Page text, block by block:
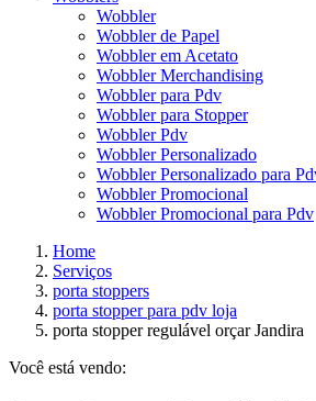
Wobbler
Wobbler de Papel
Wobbler em Acetato
Wobbler Merchandising
Wobbler para Pdv
Wobbler para Stopper
Wobbler Pdv
Wobbler Personalizado
Wobbler Personalizado para
Wobbler Promocional
Wobbler Promocional para Pdv
Home
Serviços
porta stoppers
porta stopper para pdv loja
porta stopper regulável orçar Jandira
Você está vendo: